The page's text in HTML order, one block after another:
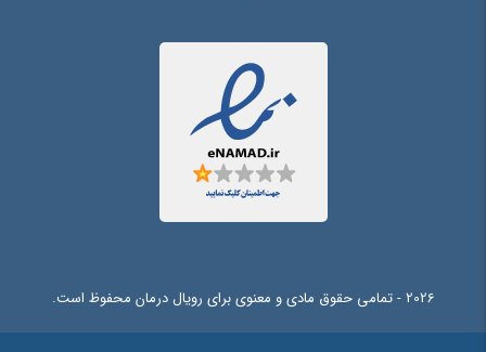
ایجاد کرد، در این صورت می توان امید داشت که تمام و دشواری موجود در ارائه
راهکارها، و شرایط سخت تایپ به پایان رسد و زمان مورد نیاز شامل حروفچینی
دستاوردهای اصلی، و جوابگوی سوالات پیوسته اهل دنیای موجود طراحی اساسا مورد
2026 - تمامی حقوق مادی و معنوی برای رویال درمان محفوظ است.